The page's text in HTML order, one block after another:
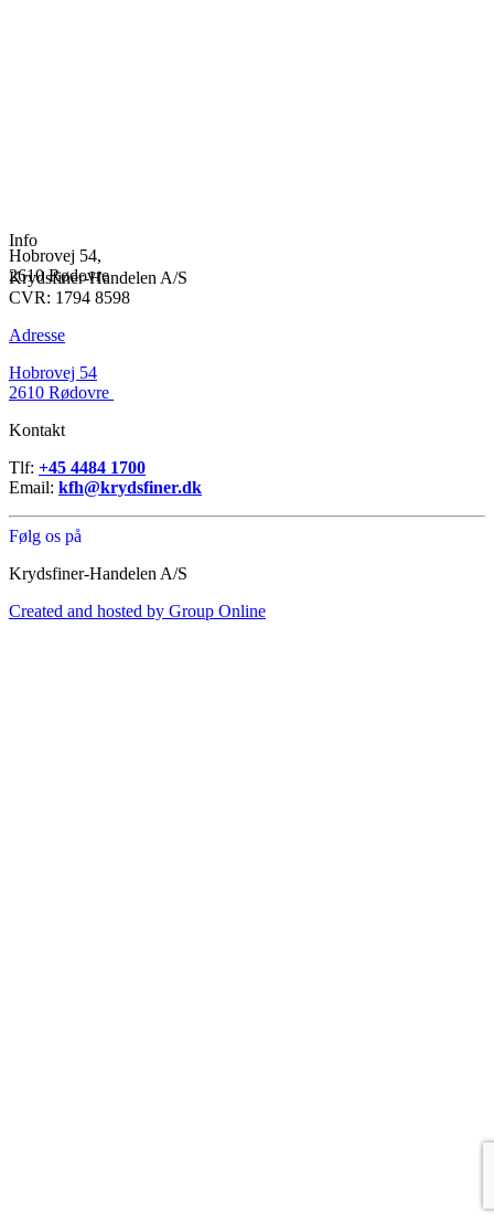
Hobrovej 54,
2610 Rødovre
Info
Krydsfiner-Handelen A/S
CVR: 1794 8598
Adresse
Hobrovej 54
2610 Rødovre
Kontakt
Tlf: +45 4484 1700
Email: kfh@krydsfiner.dk
Følg os på
Krydsfiner-Handelen A/S
Created and hosted by Group Online